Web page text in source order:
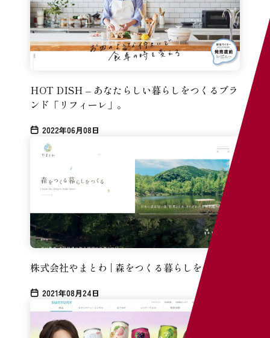
HOT DISH – あなたらしい暮らしをつくるブラ
ンド「リフィーレ」。
2022年06月08日
株式会社やまとわ | 森をつくる暮らしをつくる
2021年08月24日